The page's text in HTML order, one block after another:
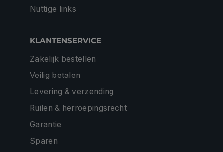
Nuttige links
KLANTENSERVICE
Zakelijk bestellen
Veilig betalen
Levering & verzending
Ruilen & herroepingsrecht
Garantie
Sparen